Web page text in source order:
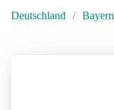
Deutschland Bayern